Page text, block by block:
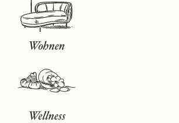
Wohnen
Wellness